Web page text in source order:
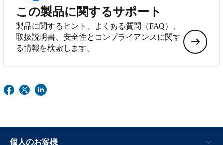
この製品に関するサポート
製品に関するヒント、よくある質問（FAQ）、
取扱説明書、安全性とコンプライアンスに関す
る情報を検索します。
個人のお客様